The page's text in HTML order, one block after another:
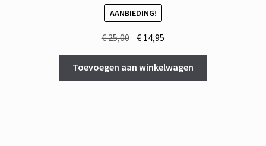
AANBIEDING!
€25,00 Oorspronkelijke
was:
€ 25,00.
€ 14,95
is:
€ 14,95.
Toevoegen aan winkelwagen